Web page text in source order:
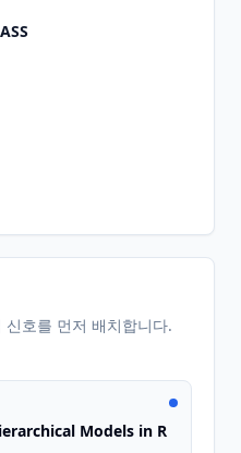
호를 먼저 배치합니다.
Models in R